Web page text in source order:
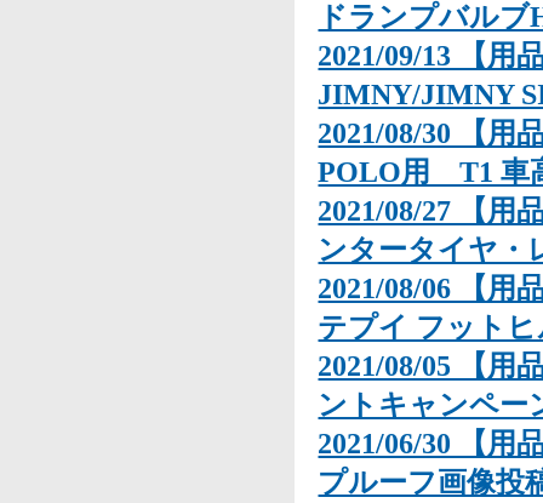
ドランプバルブ
2021/09/13 【用
JIMNY/JIMNY
2021/08/30 【用
POLO用 T1 車
2021/08/27 【用
ンタータイヤ・
2021/08/06 【用
テプイ フット
2021/08/05 【用
ントキャンペー
2021/06/30 【用
プルーフ画像投